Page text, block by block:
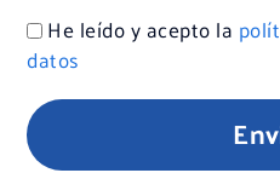
He leído y acepto la
datos